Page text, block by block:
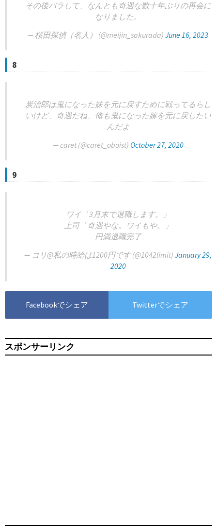
その後バラして、なんとも奇遇な数十年ぶりの再会に
なりました。
— 桜田探偵（名人） (@meijin_sakurada) June 16, 2023
8
炭治郎は鬼になった妹を元に戻すために戦ってるらし
いけど、奇遇だね、俺も鬼になった嫁を元に戻したい
んだよ
— caret (@caret_oboist) October 27, 2020
9
ワイ「3月末で退職します。」
上司「奇遇やな。ワイもや。」
円満退職完了
— コリ@私の時給は1200円です (@1042limit) January 29,
2020
Facebookでシェア Twitterでシェア
スポンサーリンク